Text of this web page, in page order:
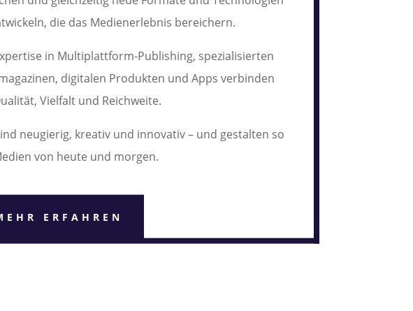
die das Medienerlebnis bereichern.
in Multiplattform-Publishing, spezialisierten
digitalen Produkten und Apps verbinden
Vielfalt und Reichweite.
neugierig, kreativ und innovativ – und gestalten so
von heute und morgen.
ERFAHREN